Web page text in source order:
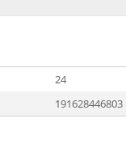
24
191628446803